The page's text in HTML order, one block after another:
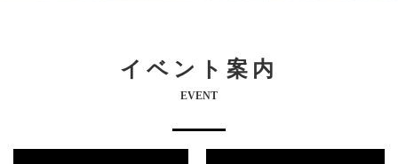
イベント案内
EVENT